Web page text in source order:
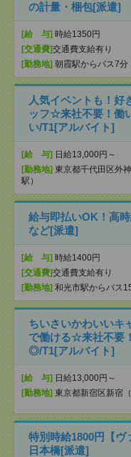
の計量・梱包[派遣]
[給 与] 時給1350円
[交通費]交通費支給有り
[勤務地] 朝霞駅からバス7分
人気イベントも！好
ッフ☆来社不要！働
い/T1[アルバイト]
[給 与] 日給13,000円～
[勤務地] 東京都千代田区外
駅）
給与即払いOK！高
など[派遣]
[給 与] 時給1400円
[交通費]交通費支給有り
[勤務地] 和光市駅からバス
ちいさいかわいいキ
で働ける☆来社不要
◎/T1[アルバイト]
[給 与] 日給13,000円～
[勤務地] 東京都新宿区新宿
特別時給1800円【
日本橋[派遣]